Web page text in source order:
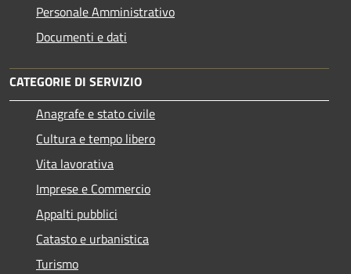
Personale Amministrativo
Documenti e dati
CATEGORIE DI SERVIZIO
Anagrafe e stato civile
Cultura e tempo libero
Vita lavorativa
Imprese e Commercio
Appalti pubblici
Catasto e urbanistica
Turismo